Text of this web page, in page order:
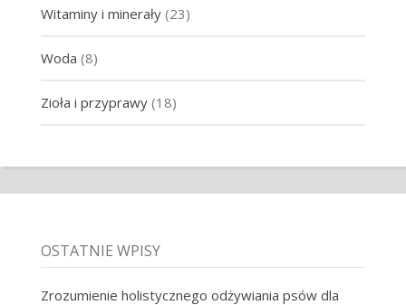
Witaminy i minerały(23)
Woda (8)
Zioła i przyprawy(18)
OSTATNIE WPISY
Zrozumienie holistycznego odżywiania psów dla